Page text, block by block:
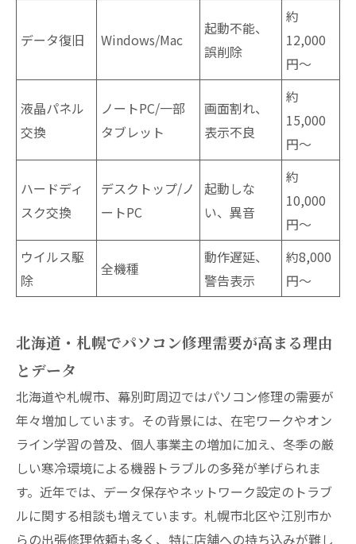
データ復旧 Windows/Mac
起動不能、
誤削除
約
12,000
円〜
液晶パネル
交換
ノートPC/一部
タブレット
画面割れ、
表示不良
約
15,000
円〜
ハードディ
スク交換
デスクトップ/ノ
ートPC
起動しな
い、異音
約
10,000
円〜
ウイルス駆
除
全機種
動作遅延、
警告表示
約8,000
円〜
北海道・札幌でパソコン修理需要が高まる理由
とデータ
北海道や札幌市、幕別町周辺ではパソコン修理の需要が
年々増加しています。その背景には、在宅ワークやオン
ライン学習の普及、個人事業主の増加に加え、冬季の厳
しい寒冷環境による機器トラブルの多発が挙げられま
す。近年では、データ保存やネットワーク設定のトラブ
ルに関する相談も増えています。札幌市北区や江別市か
らの出張修理依頼も多く、特に店舗への持ち込みが難し